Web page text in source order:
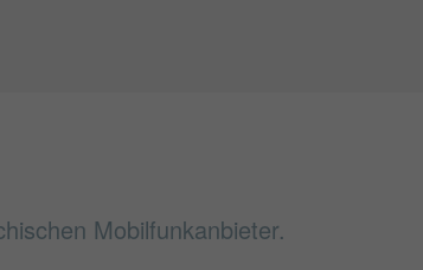
Mobilfunkanbieter.